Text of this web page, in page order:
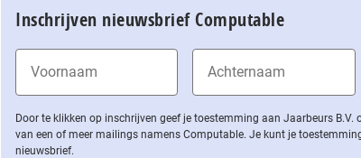
Inschrijven nieuwsbrief Computable
Door te klikken op inschrijven geef je toestemming aan Jaarbeurs
van een of meer mailings namens Computable. Je kunt je
nieuwsbrief.